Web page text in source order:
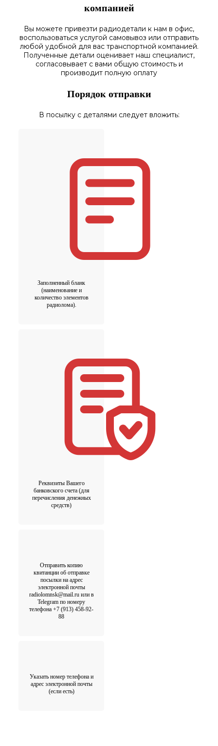
компанией
Вы можете привезти радиодетали к нам в офис,
воспользоваться услугой самовывоз или отправить
любой удобной для вас транспортной компанией.
Полученные детали оценивает наш специалист,
согласовываетс вами общую стоимость и
производит полную оплату
Порядок отправки
В посылку с деталями следует вложить:
Заполненный бланк
(наименование и
количество элементов
радиолома).
Реквизиты Вашего
банковского счета (для
перечисления денежных
средств)
Отправить копию
квитанции об отправке
посылки на адрес
электронной почты
radiolomnsk@mail.ru или в
Telegram по номеру
телефона +7 (913) 458-92-
88
Указать номер телефона и
адрес электронной почты
(если есть)